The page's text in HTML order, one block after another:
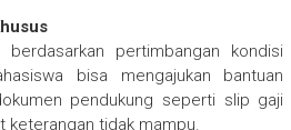
pertimbangan kondisi
bisa mengajukan bantuan
pendukung seperti slip gaji
keterangan tidak mampu.